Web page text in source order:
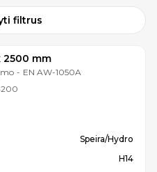
filtrus
2500 mm
- EN AW-1050A
Speira/Hydro
H14